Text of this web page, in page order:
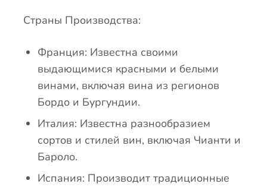
Страны Производства:
Франция: Известна своими
выдающимися красными и белыми
винами, включая вина из регионов
Бордо и Бургундии.
Италия: Известна разнообразием
сортов и стилей вин, включая Чианти и
Бароло.
Испания: Производит традиционные